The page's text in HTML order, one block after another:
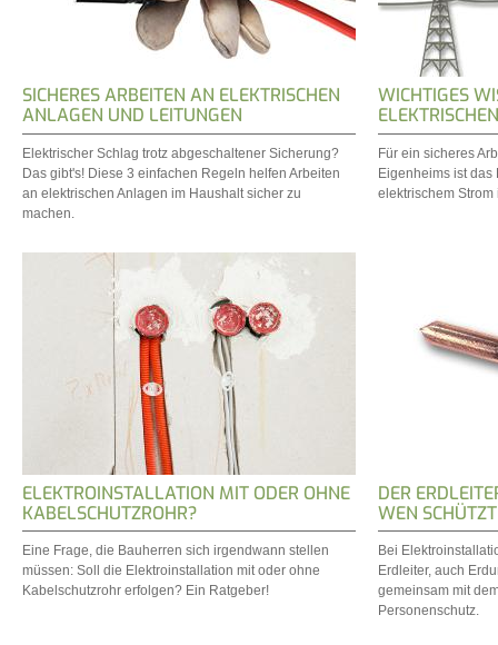
SICHERES ARBEITEN AN ELEKTRISCHEN
ANLAGEN UND LEITUNGEN
Elektrischer Schlag trotz abgeschaltener Sicherung?
Das gibt's! Diese 3 einfachen Regeln helfen Arbeiten
an elektrischen Anlagen im Haushalt sicher zu
machen.
WICHTIGES
Für ein sicheres
Eigenheims ist
elektrischem
ELEKTROINSTALLATION MIT ODER OHNE
KABELSCHUTZROHR?
Eine Frage, die Bauherren sich irgendwann stellen
müssen: Soll die Elektroinstallation mit oder ohne
Kabelschutzrohr erfolgen? Ein Ratgeber!
DER
WEN
Bei
Erdleiter, auch
gemeinsam mit
Personenschutz.